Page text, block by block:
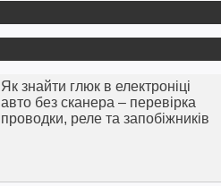
Як знайти глюк в електроніці
авто без сканера – перевірка
проводки, реле та запобіжників